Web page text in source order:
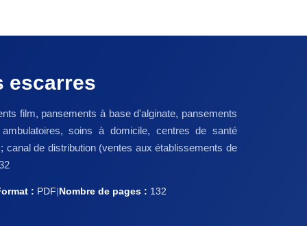
escarres
film, pansements à base d'alginate, pansements
soins à domicile, centres de santé
de distribution (ventes aux établissements de
: PDF|Nombre de pages : 132